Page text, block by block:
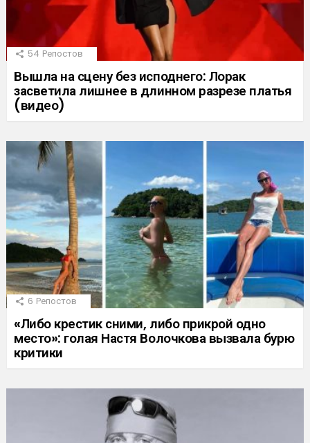
54 Репостов
Вышла на сцену без исподнего: Лорак
засветила лишнее в длинном разрезе платья
(видео)
6 Репостов
«Либо крестик сними, либо прикрой одно
место»: голая Настя Волочкова вызвала бурю
критики